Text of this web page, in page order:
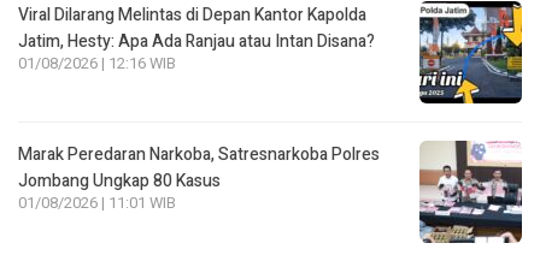
Viral Dilarang Melintas di Depan Kantor Kapolda
Jatim, Hesty: Apa Ada Ranjau atau Intan Disana?
01/08/2026 | 12:16 WIB
Marak Peredaran Narkoba, Satresnarkoba Polres
Jombang Ungkap 80 Kasus
01/08/2026 | 11:01 WIB